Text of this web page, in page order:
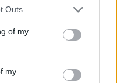
one or more Google
You may click to
its third-party tags to
in below Google
Outs
of my
my
Húszéves M83